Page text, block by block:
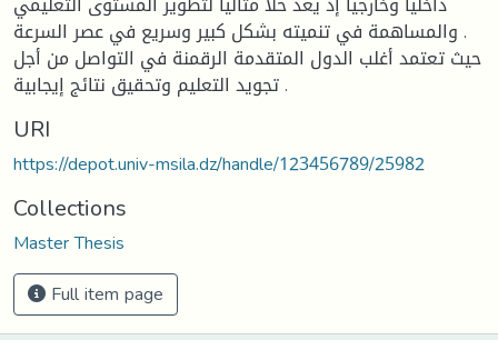
والمساهمة في تنميته بشكل كبير وسريع في عصر السرعة .
حيث تعتمد أغلب الدول المتقدمة الرقمنة في التواصل من أجل
تجويد التعليم وتحقيق نتائج إيجابية .
URI
https://depot.univ-msila.dz/handle/123456789/25982
Collections
Master Thesis
Full item page